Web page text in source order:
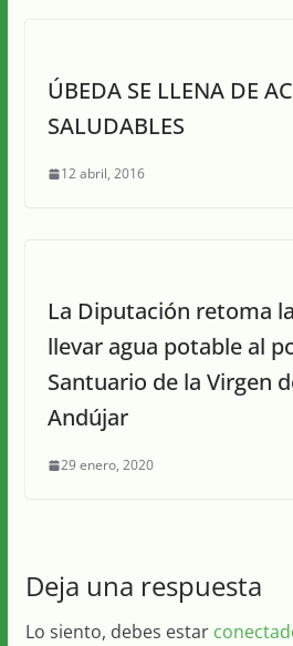
ÚBEDA SE LLENA DE
SALUDABLES
12 abril, 2016
La Diputación retoma
llevar agua potable al
Santuario de la Virgen
Andújar
29 enero, 2020
Deja una respuesta
Lo siento, debes estar